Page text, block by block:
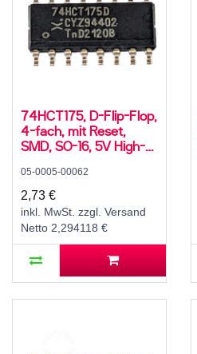
74HCT175, D-Flip-Flop,
4-fach, mit Reset,
SMD, SO-16, 5V High-
°C
05-0005-00062
2,73 €
inkl. MwSt. zzgl. Versand
Netto 2,294118 €